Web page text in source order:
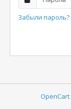
Забыли пароль?
OpenCart